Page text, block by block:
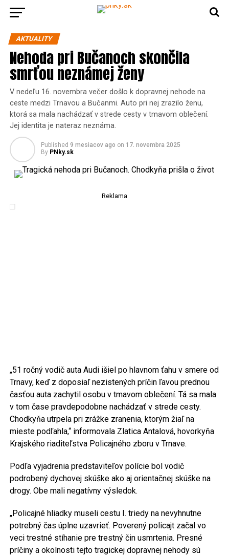
AKTUALITY
Nehoda pri Bučanoch skončila
smrťou neznámej ženy
V nedeľu 16. novembra večer došlo k dopravnej nehode na
ceste medzi Trnavou a Bučanmi. Auto pri nej zrazilo ženu,
ktorá sa mala nachádzať v strede cesty v tmavom oblečení.
Jej identita je nateraz neznáma.
Published 9 mesiacov ago on 17. novembra 2025
By PNky.sk
Reklama
„51 ročný vodič auta Audi išiel po hlavnom ťahu v smere od
Trnavy, keď z doposiaľ nezistených príčin ľavou prednou
časťou auta zachytil osobu v tmavom oblečení. Tá sa mala
v tom čase pravdepodobne nachádzať v strede cesty.
Chodkyňa utrpela pri zrážke zranenia, ktorým žiaľ na
mieste podľahla,“ informovala Zlatica Antalová, hovorkyňa
Krajského riaditeľstva Policajného zboru v Trnave.
Podľa vyjadrenia predstaviteľov polície bol vodič
podrobený dychovej skúške ako aj orientačnej skúške na
drogy. Obe mali negatívny výsledok.
„Policajné hliadky museli cestu I. triedy na nevyhnutne
potrebný čas úplne uzavrieť. Poverený policajt začal vo
veci trestné stíhanie pre trestný čin usmrtenia. Presné
príčiny a okolnosti tejto tragickej dopravnej nehody sú